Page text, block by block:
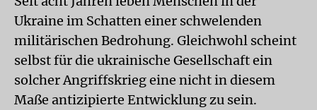
Ukraine im Schatten einer schwelenden
militärischen Bedrohung. Gleichwohl scheint
selbst für die ukrainische Gesellschaft ein
solcher Angriffskrieg eine nicht in diesem
Maße antizipierte Entwicklung zu sein.